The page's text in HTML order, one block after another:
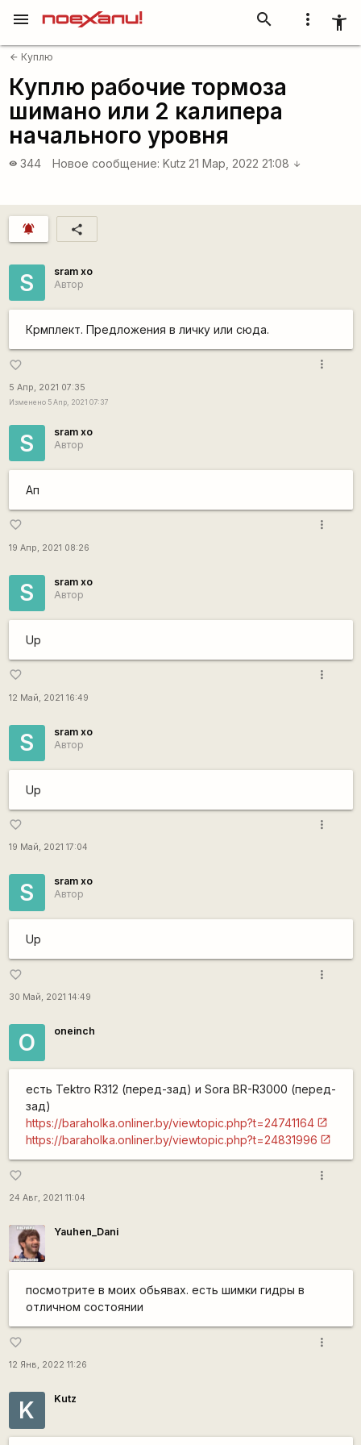
more_vert accessibility_new
search
menu
arrow_back Куплю
Куплю рабочие тормоза
шимано или 2 калипера
начального уровня
visibility 344 Новое сообщение: Kutz 21 Мар, 2022 21:08 arrow_downward
notifications_active share
S
sram xo
Автор
Крмплект. Предложения в личку или сюда.
favorite_border
5 Апр, 2021 07:35
Изменено 5 Апр, 2021 07:37
more_vert
S
sram xo
Автор
Ап
favorite_border
19 Апр, 2021 08:26
more_vert
S
sram xo
Автор
Up
favorite_border
12 Май, 2021 16:49
more_vert
S
sram xo
Автор
Up
favorite_border
19 Май, 2021 17:04
more_vert
S
sram xo
Автор
Up
favorite_border
30 Май, 2021 14:49
more_vert
O oneinch
есть Tektro R312 (перед-зад) и Sora BR-R3000 (перед-
зад)
https://baraholka.onliner.by/viewtopic.php?t=24741164
https://baraholka.onliner.by/viewtopic.php?t=24831996
favorite_border
24 Авг, 2021 11:04
more_vert
Yauhen_Dani
посмотрите в моих обьявах. есть шимки гидры в
отличном состоянии
favorite_border
12 Янв, 2022 11:26
more_vert
K Kutz